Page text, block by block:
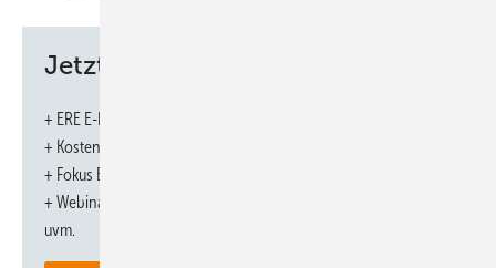
Jetzt weiterlesen und profitieren.
+ ERE E-Paper-Ausgabe – jeden Monat neu
+ Kostenfreien Zugang zu unserem Online-Archiv
+ Fokus ERE: Sonderhefte (PDF)
+ Webinare und Veranstaltungen mit Rabatten
uvm.